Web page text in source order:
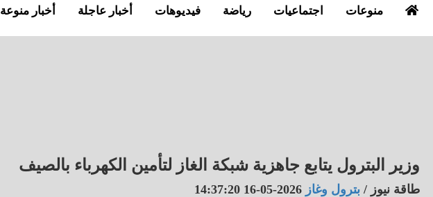
أخبار منوعة أخبار عاجلة فيديوهات رياضة اجتماعيات منوعات
وزير البترول يتابع جاهزية شبكة الغاز لتأمين الكهرباء بالصيف
طاقة نيوز /بترول وغاز2026-05-16 14:37:20